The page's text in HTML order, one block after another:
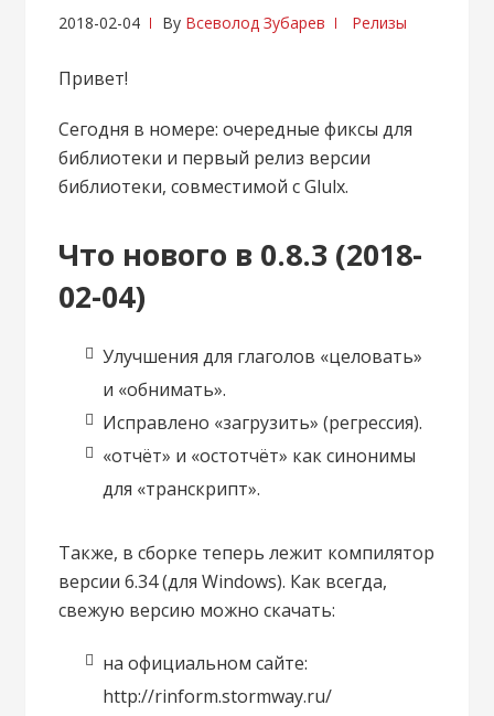
2018-02-04 By Всеволод Зубарев Релизы
Привет!
Сегодня в номере: очередные фиксы для
библиотеки и первый релиз версии
библиотеки, совместимой с Glulx.
Что нового в 0.8.3 (2018-
02-04)
Улучшения для глаголов «целовать»
и «обнимать».
Исправлено «загрузить» (регрессия).
«отчёт» и «остотчёт» как синонимы
для «транскрипт».
Также, в сборке теперь лежит компилятор
версии 6.34 (для Windows). Как всегда,
свежую версию можно скачать:
на официальном сайте:
http://rinform.stormway.ru/